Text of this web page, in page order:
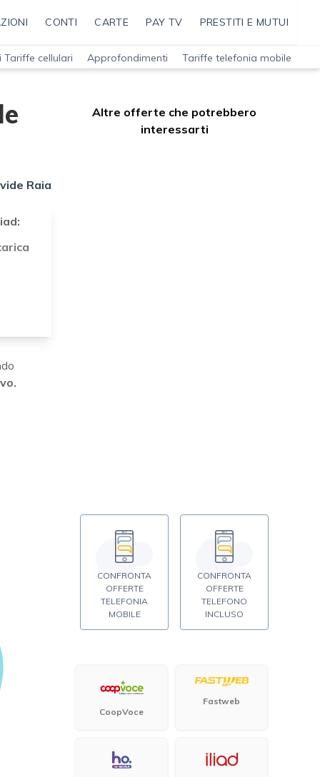
CONTI CARTE PAY TV PRESTITI E MUTUI
Tariffe cellulari Approfondimenti Tariffe telefonia mobile
Raia
Altre offerte che potrebbero
interessarti
CONFRONTA
OFFERTE
TELEFONIA
MOBILE
CONFRONTA
OFFERTE
TELEFONO
INCLUSO
CoopVoce
Fastweb